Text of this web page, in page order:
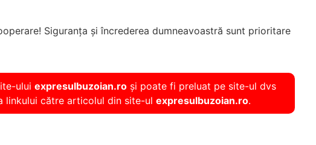
Siguranța și încrederea dumneavoastră sunt prioritare
ului expresulbuzoian.ro și poate fi preluat pe site-ul dvs
linkului către articolul din site-ul expresulbuzoian.ro.